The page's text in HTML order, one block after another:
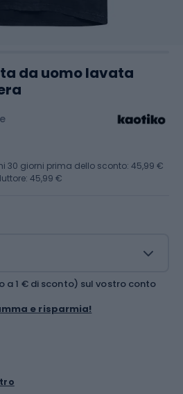
da uomo lavata
30 giorni prima dello sconto: 45,99 €
45,99 €
a 1 € di sconto) sul vostro conto
e risparmia!